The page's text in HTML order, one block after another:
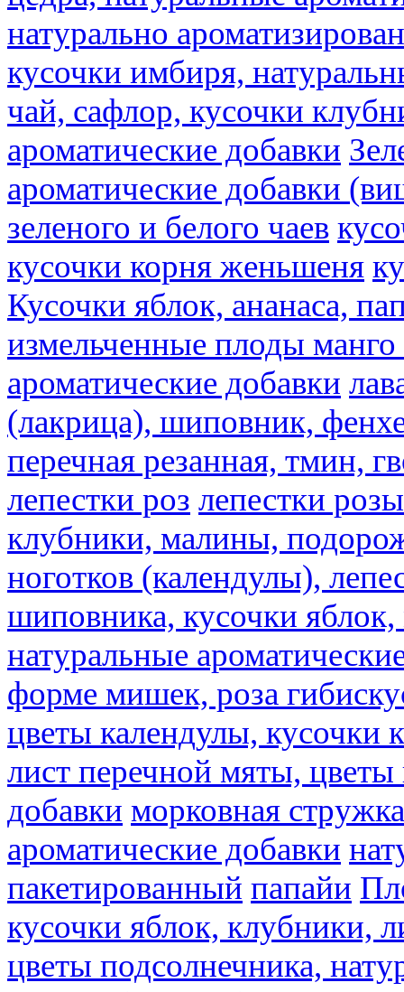
натурально
кусочки имбиря,
чай, сафлор, кусочки
ароматические добавки
ароматические добавки
зеленого и белого чаев
кусочки корня женьшеня
Кусочки яблок, ананаса,
измельченные плоды
ароматические добавки
(лакрица), шиповник,
перечная резанная, тмин,
лепестки роз лепестки розы
клубники, малины,
ноготков (календулы),
шиповника, кусочки
натуральные
форме мишек, роза
цветы календулы, кусочки
лист перечной мяты,
добавки морковная стружка
ароматические добавки
пакетированный папайи
кусочки яблок, клубники,
цветы подсолнечника,